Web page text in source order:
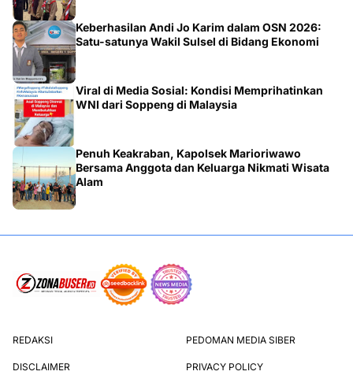
Keberhasilan Andi Jo Karim dalam OSN 2026:
Satu-satunya Wakil Sulsel di Bidang Ekonomi
Viral di Media Sosial: Kondisi Memprihatinkan
WNI dari Soppeng di Malaysia
Penuh Keakraban, Kapolsek Marioriwawo
Bersama Anggota dan Keluarga Nikmati Wisata
Alam
REDAKSI PEDOMAN MEDIA SIBER
DISCLAIMER PRIVACY POLICY